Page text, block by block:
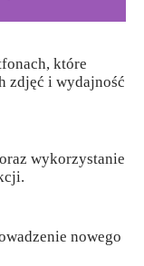
które
zdjęć i wydajność
wykorzystanie
nowego